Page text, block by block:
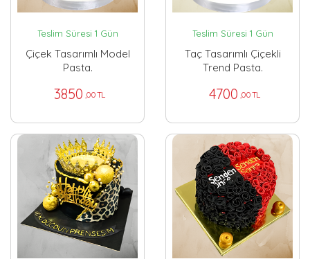
Teslim Süresi 1 Gün
Çiçek Tasarımlı Model
Pasta.
3850 ,00 TL
Teslim Süresi 1 Gün
Taç Tasarımlı Çiçekli
Trend Pasta.
4700 ,00 TL